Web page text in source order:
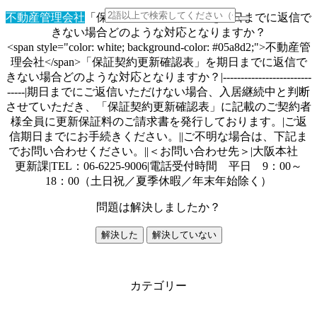
不動産管理会社 「保証契約更新確認表」を期日までに返信で
きない場合どのような対応となりますか？
<span style="color: white; background-color: #05a8d2;">不動産管
理会社</span>「保証契約更新確認表」を期日までに返信で
きない場合どのような対応となりますか？|-------------------------
-----|期日までにご返信いただけない場合、入居継続中と判断
させていただき、「保証契約更新確認表」に記載のご契約者
様全員に更新保証料のご請求書を発行しております。|ご返
信期日までにお手続きください。||ご不明な場合は、下記ま
でお問い合わせください。||＜お問い合わせ先＞|大阪本社
更新課|TEL：06-6225-9006|電話受付時間 平日 9：00～
18：00（土日祝／夏季休暇／年末年始除く）
問題は解決しましたか？
解決した 解決していない
カテゴリー